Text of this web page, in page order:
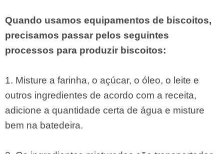
Quando usamos equipamentos de biscoitos,
precisamos passar pelos seguintes
processos para produzir biscoitos:
1. Misture a farinha, o açúcar, o óleo, o leite e
outros ingredientes de acordo com a receita,
adicione a quantidade certa de água e misture
bem na batedeira.